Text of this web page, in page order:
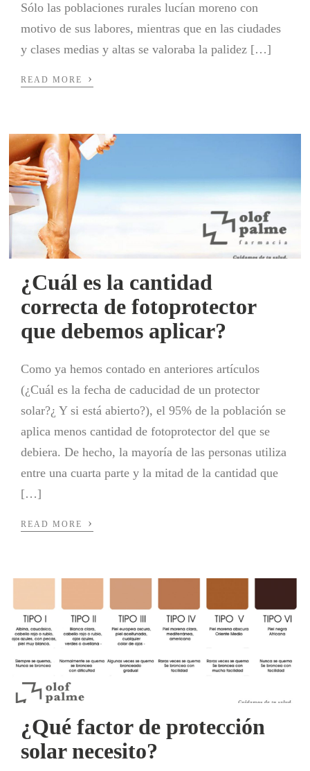
Sólo las poblaciones rurales lucían moreno con
motivo de sus labores, mientras que en las ciudades
y clases medias y altas se valoraba la palidez […]
READ MORE ›
¿Cuál es la cantidad
correcta de fotoprotector
que debemos aplicar?
Como ya hemos contado en anteriores artículos
(¿Cuál es la fecha de caducidad de un protector
solar?¿ Y si está abierto?), el 95% de la población se
aplica menos cantidad de fotoprotector del que se
debiera. De hecho, la mayoría de las personas utiliza
entre una cuarta parte y la mitad de la cantidad que
[…]
READ MORE ›
¿Qué factor de protección
solar necesito?